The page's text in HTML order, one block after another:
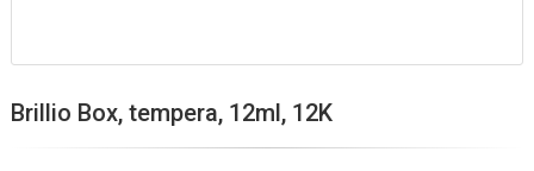
Brillio Box, tempera, 12ml, 12K